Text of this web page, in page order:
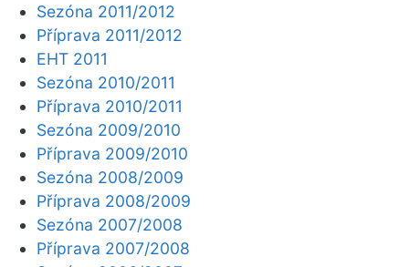
Sezóna 2011/2012
Příprava 2011/2012
EHT 2011
Sezóna 2010/2011
Příprava 2010/2011
Sezóna 2009/2010
Příprava 2009/2010
Sezóna 2008/2009
Příprava 2008/2009
Sezóna 2007/2008
Příprava 2007/2008